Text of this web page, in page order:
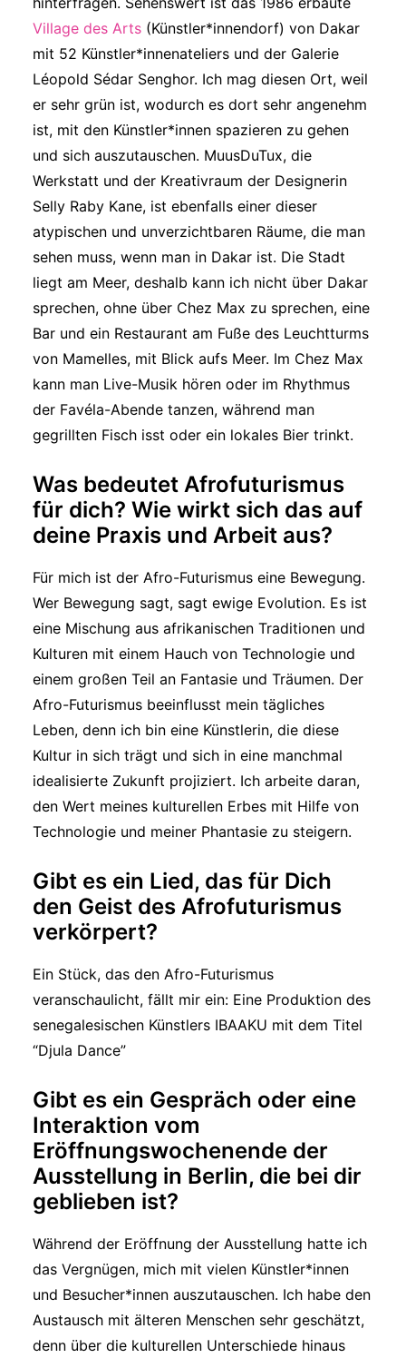
Village des Arts (Künstler*innendorf) von Dakar
mit 52 Künstler*innenateliers und der Galerie
Léopold Sédar Senghor. Ich mag diesen Ort, weil
er sehr grün ist, wodurch es dort sehr angenehm
ist, mit den Künstler*innen spazieren zu gehen
und sich auszutauschen. MuusDuTux, die
Werkstatt und der Kreativraum der Designerin
Selly Raby Kane, ist ebenfalls einer dieser
atypischen und unverzichtbaren Räume, die man
sehen muss, wenn man in Dakar ist. Die Stadt
liegt am Meer, deshalb kann ich nicht über Dakar
sprechen, ohne über Chez Max zu sprechen, eine
Bar und ein Restaurant am Fuße des Leuchtturms
von Mamelles, mit Blick aufs Meer. Im Chez Max
kann man Live-Musik hören oder im Rhythmus
der Favéla-Abende tanzen, während man
gegrillten Fisch isst oder ein lokales Bier trinkt.
Was bedeutet Afrofuturismus
für dich? Wie wirkt sich das auf
deine Praxis und Arbeit aus?
Für mich ist der Afro-Futurismus eine Bewegung.
Wer Bewegung sagt, sagt ewige Evolution. Es ist
eine Mischung aus afrikanischen Traditionen und
Kulturen mit einem Hauch von Technologie und
einem großen Teil an Fantasie und Träumen. Der
Afro-Futurismus beeinflusst mein tägliches
Leben, denn ich bin eine Künstlerin, die diese
Kultur in sich trägt und sich in eine manchmal
idealisierte Zukunft projiziert. Ich arbeite daran,
den Wert meines kulturellen Erbes mit Hilfe von
Technologie und meiner Phantasie zu steigern.
Gibt es ein Lied, das für Dich
den Geist des Afrofuturismus
verkörpert?
Ein Stück, das den Afro-Futurismus
veranschaulicht, fällt mir ein: Eine Produktion des
senegalesischen Künstlers IBAAKU mit dem Titel
“Djula Dance”
Gibt es ein Gespräch oder eine
Interaktion vom
Eröffnungswochenende der
Ausstellung in Berlin, die bei dir
geblieben ist?
Während der Eröffnung der Ausstellung hatte ich
das Vergnügen, mich mit vielen Künstler*innen
und Besucher*innen auszutauschen. Ich habe den
Austausch mit älteren Menschen sehr geschätzt,
denn über die kulturellen Unterschiede hinaus